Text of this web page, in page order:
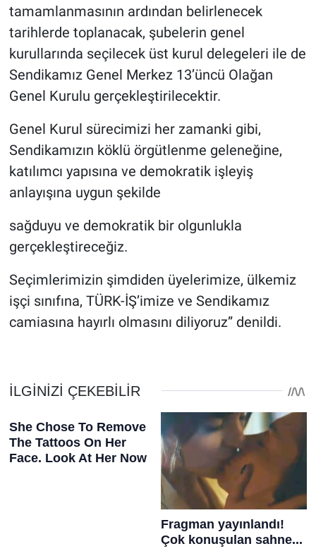
tamamlanmasının ardından belirlenecek
tarihlerde toplanacak, şubelerin genel
kurullarında seçilecek üst kurul delegeleri ile de
Sendikamız Genel Merkez 13’üncü Olağan
Genel Kurulu gerçekleştirilecektir.
Genel Kurul sürecimizi her zamanki gibi,
Sendikamızın köklü örgütlenme geleneğine,
katılımcı yapısına ve demokratik işleyiş
anlayışına uygun şekilde
sağduyu ve demokratik bir olgunlukla
gerçekleştireceğiz.
Seçimlerimizin şimdiden üyelerimize, ülkemiz
işçi sınıfına, TÜRK-İŞ’imize ve Sendikamız
camiasına hayırlı olmasını diliyoruz” denildi.